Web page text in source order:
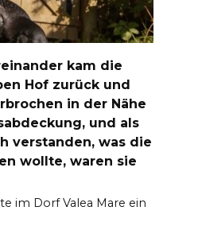
kam die
Hof zurück und
in der Nähe
und als
verstanden, was die
wollte, waren sie
im Dorf Valea Mare ein